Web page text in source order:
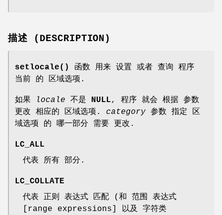
描述 (DESCRIPTION)
setlocale()
函数 用来 设置 或者 查询 程序
当前 的 区域选项.
如果 locale 不是 NULL, 程序 就会 根据 参数
更改 相应的 区域选项. category 参数 指定 区
域选项 的 哪一部分 需要 更改.
LC_ALL
代表 所有 部分.
LC_COLLATE
代表 正则 表达式 匹配 (和 范围 表达式
[range expressions] 以及 字符类